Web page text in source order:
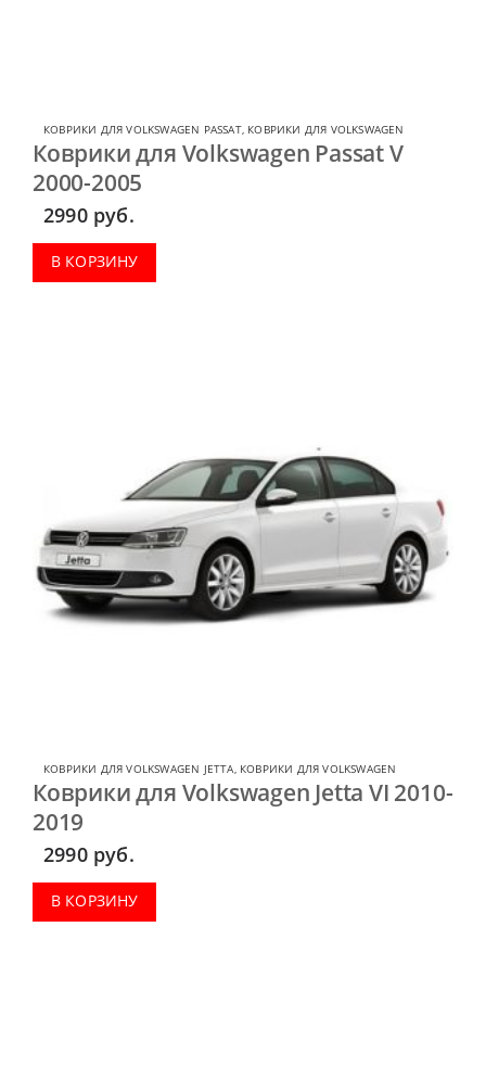
КОВРИКИ ДЛЯ VOLKSWAGEN PASSAT, КОВРИКИ ДЛЯ VOLKSWAGEN
Коврики для Volkswagen Passat V
2000-2005
2990 руб.
В КОРЗИНУ
КОВРИКИ ДЛЯ VOLKSWAGEN JETTA, КОВРИКИ ДЛЯ VOLKSWAGEN
Коврики для Volkswagen Jetta VI 2010-
2019
2990 руб.
В КОРЗИНУ